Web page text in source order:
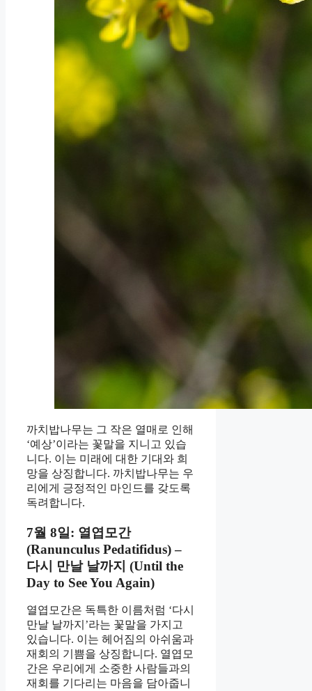
까치밥나무는 그 작은 열매로 인해
‘예상’이라는 꽃말을 지니고 있습
니다. 이는 미래에 대한 기대와 희
망을 상징합니다. 까치밥나무는 우
리에게 긍정적인 마인드를 갖도록
독려합니다.
7월 8일: 열엽모간
(Ranunculus Pedatifidus) –
다시 만날 날까지 (Until the
Day to See You Again)
열엽모간은 독특한 이름처럼 ‘다시
만날 날까지’라는 꽃말을 가지고
있습니다. 이는 헤어짐의 아쉬움과
재회의 기쁨을 상징합니다. 열엽모
간은 우리에게 소중한 사람들과의
재회를 기다리는 마음을 담아줍니